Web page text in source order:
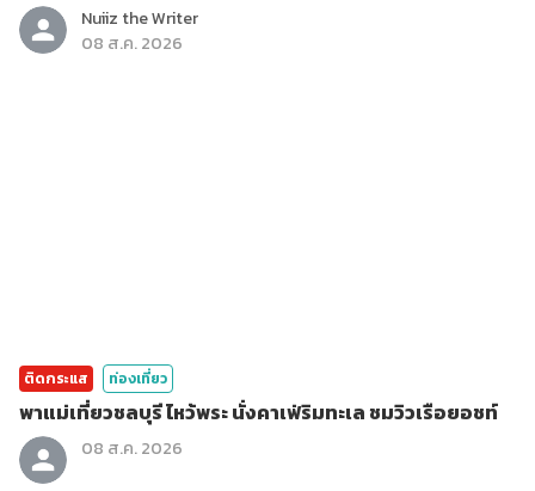
Nuiiz ​the​ Writer​
08 ส.ค. 2026
ติดกระแส ท่องเที่ยว
พาแม่เที่ยวชลบุรี ไหว้พระ นั่งคาเฟ่ริมทะเล ชมวิวเรือยอชท์
08 ส.ค. 2026